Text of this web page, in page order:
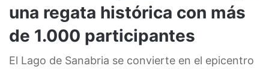
una regata histórica con más
de 1.000 participantes
El Lago de Sanabria se convierte en el epicentro